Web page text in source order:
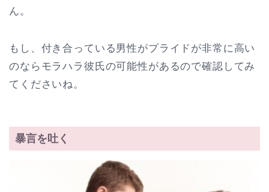
ん。
もし、付き合っている男性がプライドが非常に高い
のならモラハラ彼氏の可能性があるので確認してみ
てくださいね。
暴言を吐く